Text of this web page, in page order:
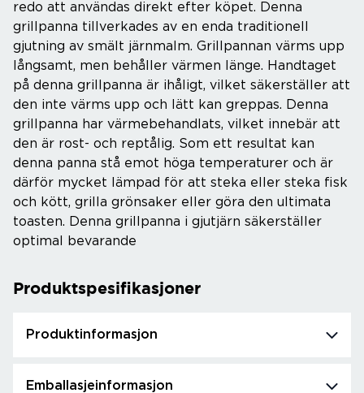
redo att användas direkt efter köpet. Denna
grillpanna tillverkades av en enda traditionell
gjutning av smält järnmalm. Grillpannan värms upp
långsamt, men behåller värmen länge. Handtaget
på denna grillpanna är ihåligt, vilket säkerställer att
den inte värms upp och lätt kan greppas. Denna
grillpanna har värmebehandlats, vilket innebär att
den är rost- och reptålig. Som ett resultat kan
denna panna stå emot höga temperaturer och är
därför mycket lämpad för att steka eller steka fisk
och kött, grilla grönsaker eller göra den ultimata
toasten. Denna grillpanna i gjutjärn säkerställer
optimal bevarande
Produktspesifikasjoner
Produktinformasjon
Emballasjeinformasjon